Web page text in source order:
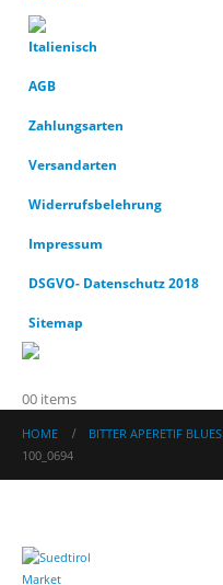
AGB
Zahlungsarten
Versandarten
Widerrufsbelehrung
Impressum
DSGVO- Datenschutz 2018
Sitemap
00 items
HOME
BITTER APERETIF
100_0694